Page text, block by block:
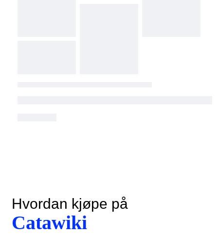
Hvordan kjøpe på
Catawiki